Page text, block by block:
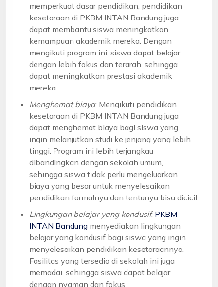
memperkuat dasar pendidikan, pendidikan
kesetaraan di PKBM INTAN Bandung juga
dapat membantu siswa meningkatkan
kemampuan akademik mereka. Dengan
mengikuti program ini, siswa dapat belajar
dengan lebih fokus dan terarah, sehingga
dapat meningkatkan prestasi akademik
mereka.
Menghemat biaya: Mengikuti pendidikan
kesetaraan di PKBM INTAN Bandung juga
dapat menghemat biaya bagi siswa yang
ingin melanjutkan studi ke jenjang yang lebih
tinggi. Program ini lebih terjangkau
dibandingkan dengan sekolah umum,
sehingga siswa tidak perlu mengeluarkan
biaya yang besar untuk menyelesaikan
pendidikan formalnya dan tentunya bisa dicicil
Lingkungan belajar yang kondusif: PKBM
INTAN Bandung menyediakan lingkungan
belajar yang kondusif bagi siswa yang ingin
menyelesaikan pendidikan kesetaraannya.
Fasilitas yang tersedia di sekolah ini juga
memadai, sehingga siswa dapat belajar
dengan nyaman dan fokus.